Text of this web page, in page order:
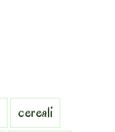
cereali